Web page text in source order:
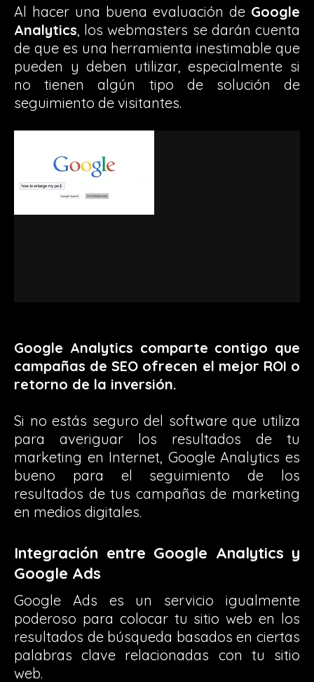
Al hacer una buena evaluación de Google
Analytics, los webmasters se darán cuenta
de que es una herramienta inestimable que
pueden y deben utilizar, especialmente si
no tienen algún tipo de solución de
seguimiento de visitantes.
Google Analytics comparte contigo que
campañas de SEO ofrecen el mejor ROI o
retorno de la inversión.
Si no estás seguro del software que utiliza
para averiguar los resultados de tu
marketing en Internet, Google Analytics es
bueno para el seguimiento de los
resultados de tus campañas de marketing
en medios digitales.
Integración entre Google Analytics y
Google Ads
Google Ads es un servicio igualmente
poderoso para colocar tu sitio web en los
resultados de búsqueda basados en ciertas
palabras clave relacionadas con tu sitio
web.